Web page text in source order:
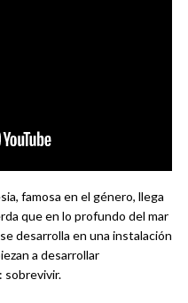
famosa en el género, llega
que en lo profundo del mar
desarrolla en una instalación
a desarrollar
sobrevivir.